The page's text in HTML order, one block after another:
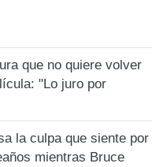
que no quiere volver
"Lo juro por
la culpa que siente por
mientras Bruce